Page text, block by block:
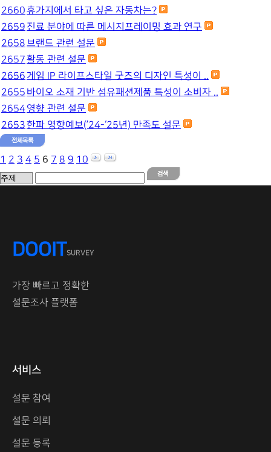
2660휴가지에서 타고 싶은 자동차는?
2659 진료 분야에 따른 메시지프레이밍 효과 연구
2658브랜드 관련 설문
2657활동 관련 설문
2656 게임 IP 라이프스타일 굿즈의 디자인 특성이 ..
2655 바이오 소재 기반 섬유패션제품 특성이 소비자 ..
2654영향 관련 설문
2653한파 영향예보(’24-‘25년) 만족도 설문
1 2 3 4 5 6 7 8 9 10
DOOITSURVEY
가장 빠르고 정확한
설문조사 플랫폼
서비스
설문 참여
설문 의뢰
설문 등록